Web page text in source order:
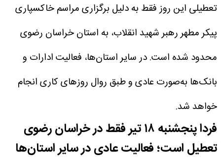
تعطیلی این روز فقط به دلیل برگزاری مراسم خاکسپاری
پیکر مطهر رهبر شهید انقلاب، به استان خراسان رضوی
محدود شده است. در سایر استان‌ها، فعالیت ادارات و
بانک‌ها به‌صورت عادی و طبق روال روزهای کاری انجام
خواهد شد.
فردا پنجشنبه ۱۸ تیر فقط در خراسان رضوی
تعطیل است؛ فعالیت عادی در سایر استان‌ها